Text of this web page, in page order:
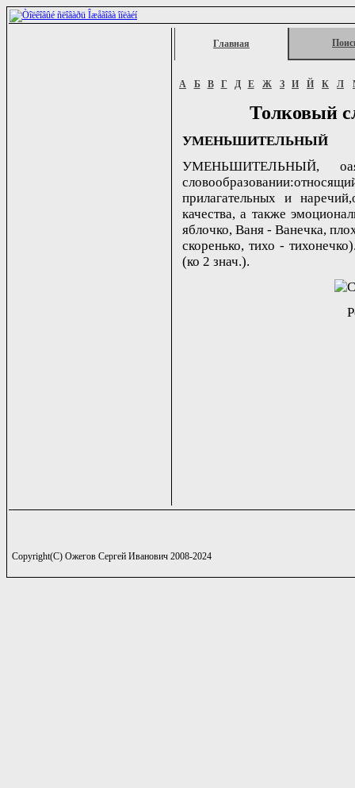
Главная
А Б В Г Д Е Ж З И Й К Л
Толковый
УМЕНЬШИТЕЛЬНЫЙ
УМЕНЬШИТЕЛЬНЫЙ,
прилагательных и
качества, а также
яблочко, Ваня - Ванечка,
скоренько, тихо -
(ко 2 знач.).
Copyright(C) Ожегов Сергей Иванович 2008-2024